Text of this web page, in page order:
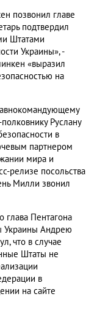
позвонил главе
подтвердил
Штатами
Украины», -
«выразил
на
Руслану
в
партнером
мира и
​релизе посольства
Милли звонил
глава Пентагона
Украины Андрею
что в случае
Штаты не
в
на сайте